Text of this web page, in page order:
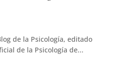
de la Psicología, editado
de la Psicología de...